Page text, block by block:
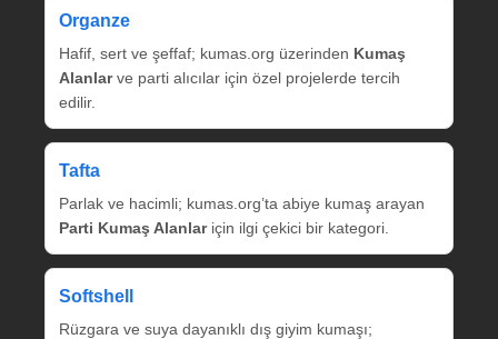
Organze
Hafif, sert ve şeffaf; kumas.org üzerinden Kumaş
Alanlarve parti alıcılar için özel projelerde tercih
edilir.
Tafta
Parlak ve hacimli; kumas.org’ta abiye kumaş arayan
Parti Kumaş Alanlariçin ilgi çekici bir kategori.
Softshell
Rüzgara ve suya dayanıklı dış giyim kumaşı;